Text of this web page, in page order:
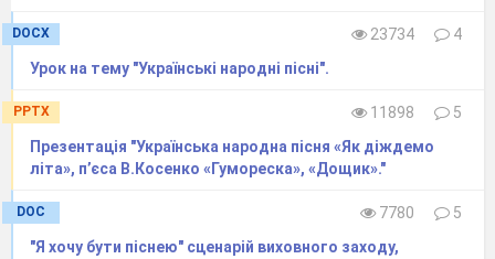
DOCX 23734
4
Урок на тему "Українські народні пісні".
PPTX 11898
5
Презентація "Українська народна пісня «Як діждемо
літа», п’єса В.Косенко «Гумореска», «Дощик»."
DOC 7780
5
"Я хочу бути піснею" сценарій виховного заходу,